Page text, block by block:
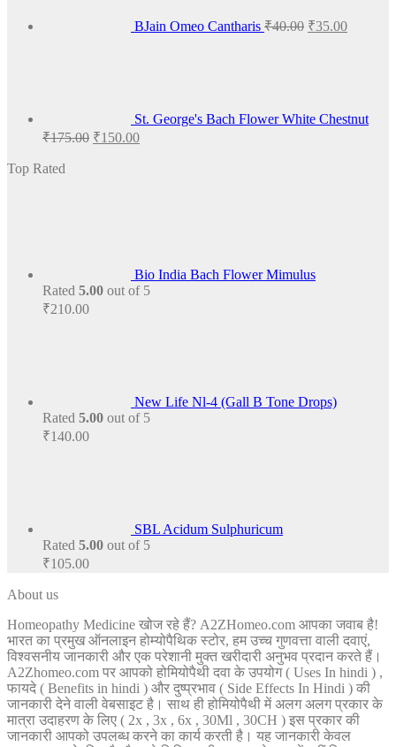
BJain Omeo Cantharis ₹40.00 ₹35.00
St. George's Bach Flower White Chestnut
₹175.00 Original
₹150.00Current
Top Rated
Bio India Bach Flower Mimulus
Rated 5.00 out of 5
₹210.00
New Life Nl-4 (Gall B Tone Drops)
Rated 5.00 out of 5
₹140.00
SBL Acidum Sulphuricum
Rated 5.00 out of 5
₹105.00
About us
Homeopathy Medicine खोज रहे हैं? A2ZHomeo.com आपका जवाब है!
भारत का प्रमुख ऑनलाइन होम्योपैथिक स्टोर, हम उच्च गुणवत्ता वाली दवाएं,
विश्वसनीय जानकारी और एक परेशानी मुक्त खरीदारी अनुभव प्रदान करते हैं।
A2Zhomeo.com पर आपको होमियोपैथी दवा के उपयोग ( Uses In hindi ) ,
फायदे ( Benefits in hindi ) और दुष्प्रभाव ( Side Effects In Hindi ) की
जानकारी देने वाली वेबसाइट है। साथ ही होमियोपैथी में अलग अलग प्रकार के
मात्रा उदाहरण के लिए ( 2x , 3x , 6x , 30Ml , 30CH ) इस प्रकार की
जानकारी आपको उपलब्ध करने का कार्य करती है। यह जानकारी केवल